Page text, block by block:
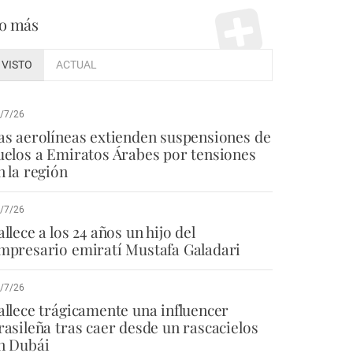
más
VISTO ACTUAL
7/26
aerolíneas extienden suspensiones de
a Emiratos Árabes por tensiones
la región
7/26
a los 24 años un hijo del
emiratí Mustafa Galadari
7/26
trágicamente una influencer
tras caer desde un rascacielos
Dubái